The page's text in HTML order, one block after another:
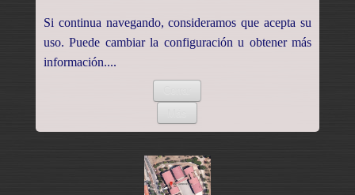
Si continua navegando, consideramos que acepta su
uso. Puede cambiar la configuración u obtener más
información....